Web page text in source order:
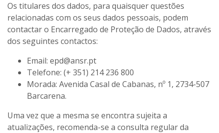
Os titulares dos dados, para quaisquer questões
relacionadas com os seus dados pessoais, podem
contactar o Encarregado de Proteção de Dados, através
dos seguintes contactos:
Email: epd@ansr.pt
Telefone: (+ 351) 214 236 800
Morada: Avenida Casal de Cabanas, nº 1, 2734-507
Barcarena.
Uma vez que a mesma se encontra sujeita a
atualizações, recomenda-se a consulta regular da